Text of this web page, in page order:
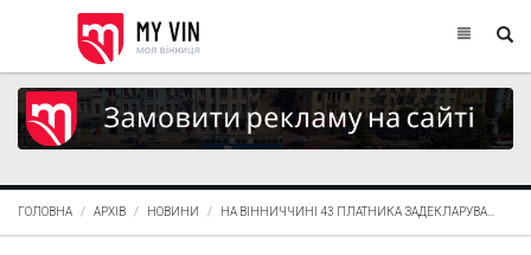
ГОЛОВНА АРХІВ НОВИНИ НА ВІННИЧЧИНІ 43 ПЛАТНИКА ЗАДЕКЛАРУВА...